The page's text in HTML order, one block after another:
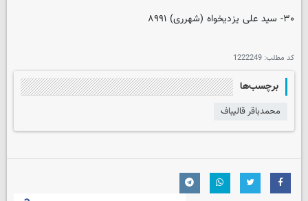
۳۰- سید علی یزدیخواه (شهرری) ۸۹۹۱
کد مطلب: 1222249
برچسب‌ها
محمدباقر قالیباف